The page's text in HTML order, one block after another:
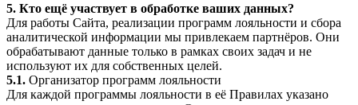
5. Кто ещё участвует в обработке ваших данных?
Для работы Сайта, реализации программ лояльности и сбора
аналитической информации мы привлекаем партнёров. Они
обрабатывают данные только в рамках своих задач и не
используют их для собственных целей.
5.1. Организатор программ лояльности
Для каждой программы лояльности в её Правилах указано